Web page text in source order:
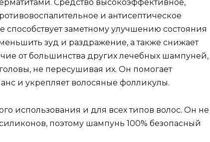
Средство высокоэффективное,
и антисептическое
заметному улучшению состояния
зуд и раздражение, а также снижает
от большинства других лечебных шампуней,
не пересушивая их. Он помогает
и укрепляет волосяные фолликулы.
использования и для всех типов волос. Он не
поэтому шампунь 100% безопасный